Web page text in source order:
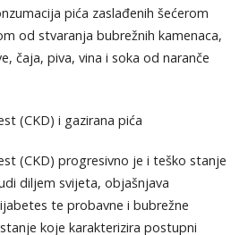
pića zaslađenih šećerom
od stvaranja bubrežnih kamenaca,
čaja, piva, vina i soka od naranče
(CKD) i gazirana pića
(CKD) progresivno je i teško stanje
diljem svijeta, objašnjava
te probavne i bubrežne
koje karakterizira postupni